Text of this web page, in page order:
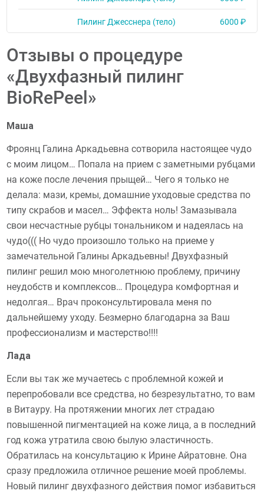
Пилинг Джесснера (тело) 6000 ₽
Отзывы о процедуре
«Двухфазный пилинг
BioRePeel»
Маша
Фроянц Галина Аркадьевна сотворила настоящее чудо
с моим лицом… Попала на прием с заметными рубцами
на коже после лечения прыщей… Чего я только не
делала: мази, кремы, домашние уходовые средства по
типу скрабов и масел… Эффекта ноль! Замазывала
свои несчастные рубцы тональником и надеялась на
чудо((( Но чудо произошло только на приеме у
замечательной Галины Аркадьевны! Двухфазный
пилинг решил мою многолетнюю проблему, причину
неудобств и комплексов… Процедура комфортная и
недолгая… Врач проконсультировала меня по
дальнейшему уходу. Безмерно благодарна за Ваш
профессионализм и мастерство!!!!
Лада
Если вы так же мучаетесь с проблемной кожей и
перепробовали все средства, но безрезультатно, то вам
в Витауру. На протяжении многих лет страдаю
повышенной пигментацией на коже лица, а в последний
год кожа утратила свою былую эластичность.
Обратилась на консультацию к Ирине Айратовне. Она
сразу предложила отличное решение моей проблемы.
Новый пилинг двухфазного действия помог избавиться